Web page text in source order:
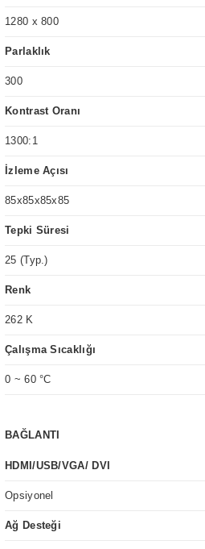
1280 x 800
Parlaklık
300
Kontrast Oranı
1300:1
İzleme Açısı
85x85x85x85
Tepki Süresi
25 (Typ.)
Renk
262 K
Çalışma Sıcaklığı
0 ~ 60 °C
BAĞLANTI
HDMI/USB/VGA/ DVI
Opsiyonel
Ağ Desteği